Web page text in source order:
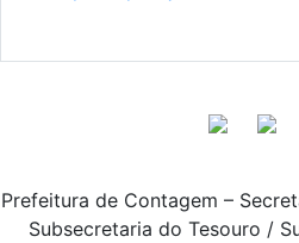
Prefeitura de Contagem –
Subsecretaria do Tesouro /